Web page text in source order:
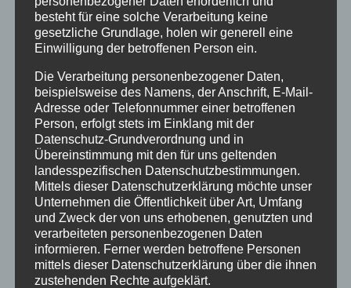
November 2016
August 2016
Juli 2016
Juni 2016
Mai 2016
März 2016
Februar 2016
Januar 2016
November 2015
September 2015
besteht für eine solche Verarbeitung keine
gesetzliche Grundlage, holen wir generell eine
Einwilligung der betroffenen Person ein.
Die Verarbeitung personenbezogener Daten,
beispielsweise des Namens, der Anschrift, E-Mail-
Adresse oder Telefonnummer einer betroffenen
Person, erfolgt stets im Einklang mit der
Datenschutz-Grundverordnung und in
Übereinstimmung mit den für uns geltenden
landesspezifischen Datenschutzbestimmungen.
Mittels dieser Datenschutzerklärung möchte unser
Unternehmen die Öffentlichkeit über Art, Umfang
und Zweck der von uns erhobenen, genutzten und
verarbeiteten personenbezogenen Daten
informieren. Ferner werden betroffene Personen
mittels dieser Datenschutzerklärung über die ihnen
zustehenden Rechte aufgeklärt.